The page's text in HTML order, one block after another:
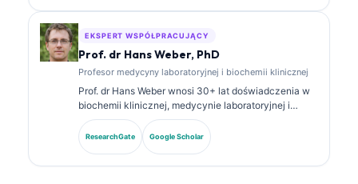
EKSPERT WSPÓŁPRACUJĄCY
Prof. dr Hans Weber, PhD
Profesor medycyny laboratoryjnej i biochemii klinicznej
Prof. dr Hans Weber wnosi 30+ lat doświadczenia w
biochemii klinicznej, medycynie laboratoryjnej i
badaniach nad biomarkerami. Były prezes
Niemieckiego Towarzystwa Chemii Klinicznej,
specjalizuje się w analizie paneli diagnostycznych,
ResearchGate Google Scholar